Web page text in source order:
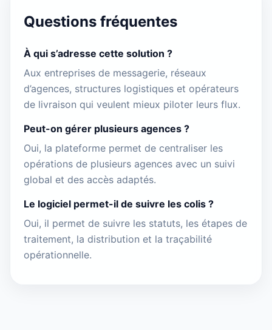
Questions fréquentes
À qui s’adresse cette solution ?
Aux entreprises de messagerie, réseaux
d’agences, structures logistiques et opérateurs
de livraison qui veulent mieux piloter leurs flux.
Peut-on gérer plusieurs agences ?
Oui, la plateforme permet de centraliser les
opérations de plusieurs agences avec un suivi
global et des accès adaptés.
Le logiciel permet-il de suivre les colis ?
Oui, il permet de suivre les statuts, les étapes de
traitement, la distribution et la traçabilité
opérationnelle.